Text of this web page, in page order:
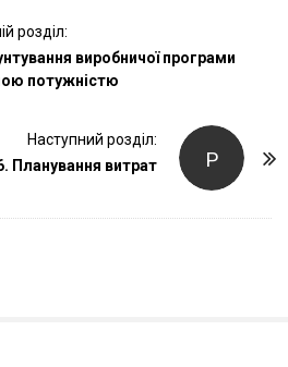
розділ:
виробничої програми
потужністю
Р
Наступний розділ:
Планування витрат